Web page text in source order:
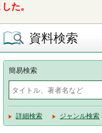
た。
資料検索
簡易検索
詳細検索 ジャンル検索